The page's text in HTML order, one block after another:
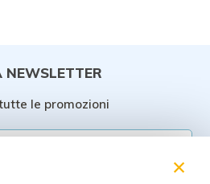
le promozioni
×